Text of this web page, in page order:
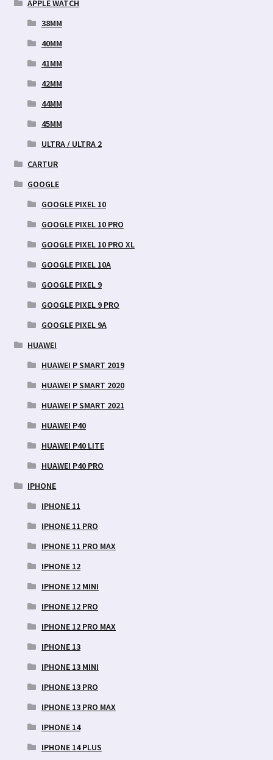
APPLE WATCH
38MM
40MM
41MM
42MM
44MM
45MM
ULTRA / ULTRA 2
CARTUR
GOOGLE
GOOGLE PIXEL 10
GOOGLE PIXEL 10 PRO
GOOGLE PIXEL 10 PRO XL
GOOGLE PIXEL 10A
GOOGLE PIXEL 9
GOOGLE PIXEL 9 PRO
GOOGLE PIXEL 9A
HUAWEI
HUAWEI P SMART 2019
HUAWEI P SMART 2020
HUAWEI P SMART 2021
HUAWEI P40
HUAWEI P40 LITE
HUAWEI P40 PRO
IPHONE
IPHONE 11
IPHONE 11 PRO
IPHONE 11 PRO MAX
IPHONE 12
IPHONE 12 MINI
IPHONE 12 PRO
IPHONE 12 PRO MAX
IPHONE 13
IPHONE 13 MINI
IPHONE 13 PRO
IPHONE 13 PRO MAX
IPHONE 14
IPHONE 14 PLUS